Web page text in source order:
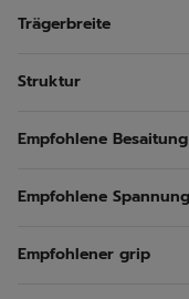
Trägerbreite
Struktur
Empfohlene Besaitung
Empfohlene Spannung
Empfohlener grip